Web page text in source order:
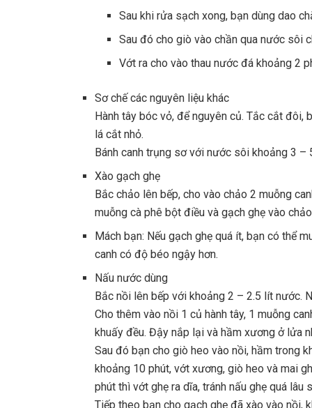
Sau khi rửa sạch xong, bạn dùng dao
Sau đó cho giò vào chần qua nước sôi
Vớt ra cho vào thau nước đá khoảng 2
Sơ chế các nguyên liệu khác
Hành tây bóc vỏ, để nguyên củ. Tắc cắt đôi,
lá cắt nhỏ.
Bánh canh trụng sơ với nước sôi khoảng 3 –
Xào gạch ghẹ
Bắc chảo lên bếp, cho vào chảo 2 muỗng
muỗng cà phê bột điều và gạch ghẹ vào
Mách bạn: Nếu gạch ghẹ quá ít, bạn có thể
canh có độ béo ngậy hơn.
Nấu nước dùng
Bắc nồi lên bếp với khoảng 2 – 2.5 lít nước.
Cho thêm vào nồi 1 củ hành tây, 1 muỗng
khuấy đều. Đậy nắp lại và hầm xương ở lửa
Sau đó bạn cho giò heo vào nồi, hầm trong
khoảng 10 phút, vớt xương, giò heo và mai
phút thì vớt ghẹ ra dĩa, tránh nấu ghẹ quá lâu
Tiếp theo bạn cho gạch ghẹ đã xào vào nồi,